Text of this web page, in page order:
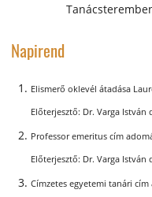
Napirend
Elismerő oklevél átadása
Dr. Varga István
Professor emeritus cím
Dr. Varga István
Címzetes egyetemi tanári